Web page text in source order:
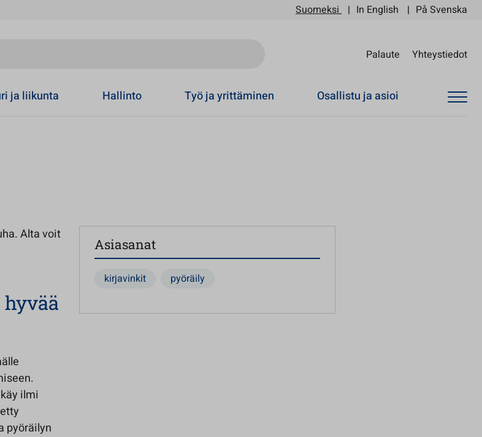
Suomeksi In English På Svenska
Palaute Yhteystiedot
ja liikunta Hallinto Työ ja yrittäminen Osallistu ja asioi
Alta voit
ilmi
pyöräilyn
Asiasanat
kirjavinkit pyöräily